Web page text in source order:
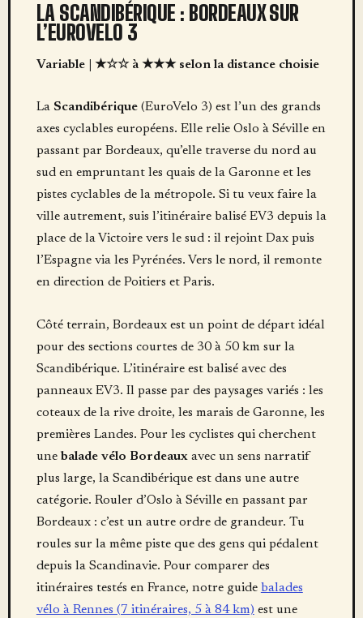
LA SCANDIBÉRIQUE : BORDEAUX SUR
L’EUROVELO 3
Variable | ★☆☆ à ★★★ selon la distance choisie
La Scandibérique(EuroVelo 3) est l’un des grands
axes cyclables européens. Elle relie Oslo à Séville en
passant par Bordeaux, qu’elle traverse du nord au
sud en empruntant les quais de la Garonne et les
pistes cyclables de la métropole. Si tu veux faire la
ville autrement, suis l’itinéraire balisé EV3 depuis la
place de la Victoire vers le sud : il rejoint Dax puis
l’Espagne via les Pyrénées. Vers le nord, il remonte
en direction de Poitiers et Paris.
Côté terrain, Bordeaux est un point de départ idéal
pour des sections courtes de 30 à 50 km sur la
Scandibérique. L’itinéraire est balisé avec des
panneaux EV3. Il passe par des paysages variés : les
coteaux de la rive droite, les marais de Garonne, les
premières Landes. Pour les cyclistes qui cherchent
une balade vélo Bordeauxavec un sens narratif
plus large, la Scandibérique est dans une autre
catégorie. Rouler d’Oslo à Séville en passant par
Bordeaux : c’est un autre ordre de grandeur. Tu
roules sur la même piste que des gens qui pédalent
depuis la Scandinavie. Pour comparer des
itinéraires testés en France, notre guide balades
vélo à Rennes (7 itinéraires, 5 à 84 km) est une